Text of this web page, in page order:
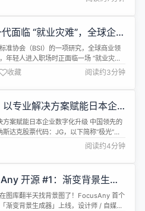
“企业需求匹配” 视角，拆解 5 大服务商的
面临 “就业灾难”，全球企业
取代新员工
准协会（BSI）的一项研究，全球商业领
年轻人进入职场时正面临一场 “就业灾
公司优先投资人工智能(AI)技术，而非新员
，这使得初入职场的年轻人面临更大的挑
在英国、美国、法国、德国、澳大利亚、
调查显示，四成（41%）的公司高管认为，
够减少员工数...
收藏 阅读约3分钟
专业解决方案赋能日本企
案赋能日本企业数字化升级 中国领先的
达克股票代码：JG，以下简称“极光”或
出重要新步伐，将为日本市场带来量身打造
力当地企业实现数字化升级。 极光在服
戏等各行业领先品牌方面拥有丰富经验，
阅读约4分钟
开源 #1：渐变背景生成
图库翻半天找背景图了！FocusAny 首个
渐变背景生成器」上线，设计师 / 自媒体